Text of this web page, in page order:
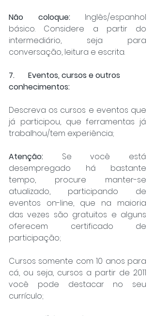
Não coloque: Inglês/espanhol
básico. Considere a partir do
intermediário, seja para
conversação, leitura e escrita.
7.	Eventos, cursos e outros
conhecimentos:
Descreva os cursos e eventos que
já participou, que ferramentas já
trabalhou/tem experiência;
Atenção: Se você está
desempregado há bastante
tempo, procure manter-se
atualizado, participando de
eventos on-line, que na maioria
das vezes são gratuitos e alguns
oferecem certificado de
participação;
Cursos somente com 10 anos para
cá, ou seja, cursos a partir de 2011
você pode destacar no seu
currículo;